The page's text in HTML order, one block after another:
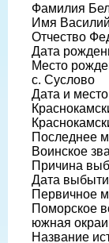
Фамилия
Имя Василий
Отчество
Дата
Место
с. Суслово
Дата и
Последнее
Воинское
Причина
Дата
Первичное
Поморское
южная
Название